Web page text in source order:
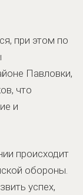
при этом по
Павловки,
что
и
происходит
обороны.
успех,